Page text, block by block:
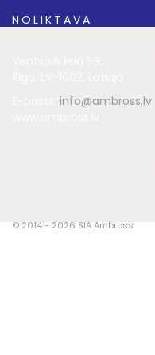
NOLIKTAVA
info@ambross.lv
© 2014 - 2026 SIA Ambross